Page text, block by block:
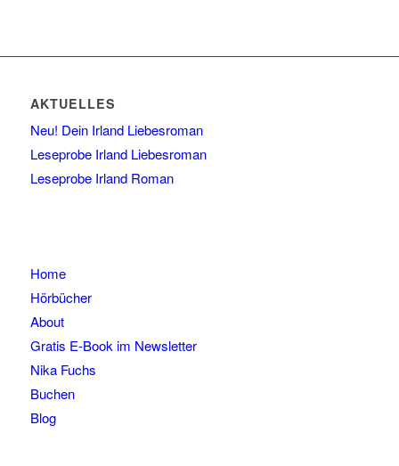
AKTUELLES
Neu! Dein Irland Liebesroman
Leseprobe Irland Liebesroman
Leseprobe Irland Roman
Home
Hörbücher
About
Gratis E-Book im Newsletter
Nika Fuchs
Buchen
Blog